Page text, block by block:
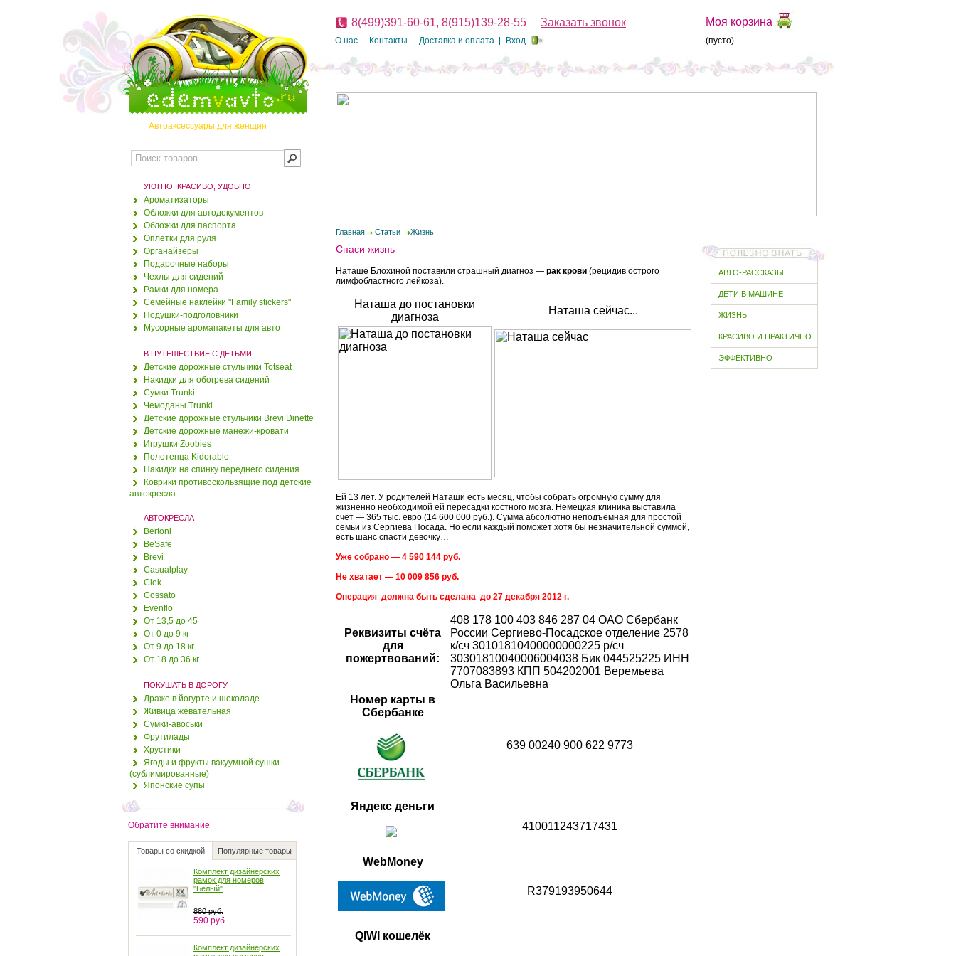
Автоаксессуары для женщин
8(499)391-60-61, 8(915)139-28-55 Заказать звонок
О нас Контакты Доставка и оплата Вход
Моя корзина
(пусто)
УЮТНО, КРАСИВО, УДОБНО
Ароматизаторы
Обложки для автодокументов
Обложки для паспорта
Оплетки для руля
Органайзеры
Подарочные наборы
Чехлы для сидений
Рамки для номера
Семейные наклейки "Family stickers"
Подушки-подголовники
Мусорные аромапакеты для авто
В ПУТЕШЕСТВИЕ С ДЕТЬМИ
Детские дорожные стульчики Totseat
Накидки для обогрева сидений
Сумки Trunki
Чемоданы Trunki
Детские дорожные стульчики Brevi Dinette
Детские дорожные манежи-кровати
Игрушки Zoobies
Полотенца Kidorable
Накидки на спинку переднего сидения
Коврики противоскользящие под детские
автокресла
АВТОКРЕСЛА
Bertoni
BeSafe
Brevi
Casualplay
Clek
Cossato
Evenflo
От 13,5 до 45
От 0 до 9 кг
От 9 до 18 кг
От 18 до 36 кг
ПОКУШАТЬ В ДОРОГУ
Драже в йогурте и шоколаде
Живица жевательная
Сумки-авоськи
Фрутилады
Хрустики
Ягоды и фрукты вакуумной сушки
(сублимированные)
Японские супы
Обратите внимание
Товары со скидкой Популярные товары
Комплект дизайнерских
рамок для номеров
"Синий"
880 руб.
590 руб.
1090 руб.
990 руб.
Полотенце Kidorable
"Феечка"
1190 руб.
1250 руб.
Дорожный детский
"Лазурь"
1400 руб.
1250 руб.
автодокументов "Красный
650 руб.
610 руб.
560 руб.
Комплект дизайнерских
рамок для номеров
"Белый"
880 руб.
590 руб.
Комплект дизайнерских
Главная Статьи Жизнь
Спаси жизнь
Наташе Блохиной поставили страшный диагноз — рак крови (рецидив острого
лимфобластного лейкоза).
Наташа до постановки
диагноза
Наташа сейчас...
Ей 13 лет. У родителей Наташи есть месяц, чтобы собрать огромную сумму для
жизненно необходимой ей пересадки костного мозга. Немецкая клиника выставила
счёт — 365 тыс. евро (14 600 000 руб.). Сумма абсолютно неподъёмная для простой
семьи из Сергиева Посада. Но если каждый поможет хотя бы незначительной суммой,
есть шанс спасти девочку…
Уже собрано — 4 590 144 руб.
Не хватает — 10 009 856 руб.
Операция должна быть сделана до 27 декабря 2012 г.
Реквизиты счёта
для
пожертвований:
408 178 100 403 846 287 04 ОАО Сбербанк
России Сергиево-Посадское отделение 2578
к/сч 30101810400000000225 р/сч
30301810040006004038 Бик 044525225 ИНН
7707083893 КПП 504202001 Веремьева
Ольга Васильевна
Номер карты в
Сбербанке
639 00240 900 622 9773
Яндекс деньги
410011243717431
WebMoney
R379193950644
QIWI кошелёк
АВТО-РАССКАЗЫ
ДЕТИ В МАШИНЕ
ЖИЗНЬ
КРАСИВО И ПРАКТИЧНО
ЭФФЕКТИВНО